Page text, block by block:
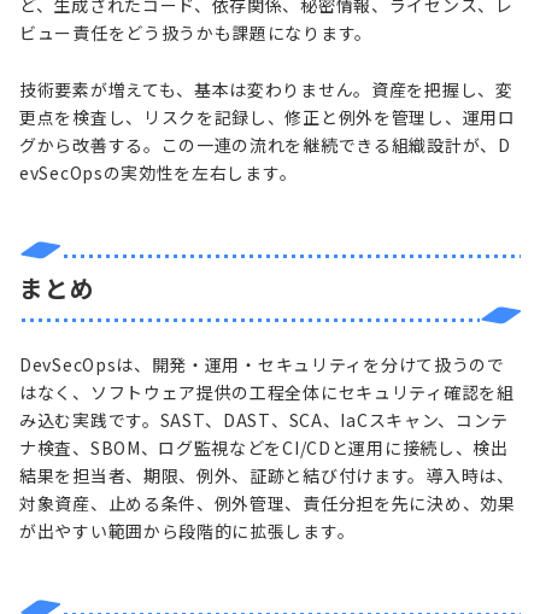
ど、生成されたコード、依存関係、秘密情報、ライセンス、レ
ビュー責任をどう扱うかも課題になります。
技術要素が増えても、基本は変わりません。資産を把握し、変
更点を検査し、リスクを記録し、修正と例外を管理し、運用ロ
グから改善する。この一連の流れを継続できる組織設計が、D
evSecOpsの実効性を左右します。
まとめ
DevSecOpsは、開発・運用・セキュリティを分けて扱うので
はなく、ソフトウェア提供の工程全体にセキュリティ確認を組
み込む実践です。SAST、DAST、SCA、IaCスキャン、コンテ
ナ検査、SBOM、ログ監視などをCI/CDと運用に接続し、検出
結果を担当者、期限、例外、証跡と結び付けます。導入時は、
対象資産、止める条件、例外管理、責任分担を先に決め、効果
が出やすい範囲から段階的に拡張します。